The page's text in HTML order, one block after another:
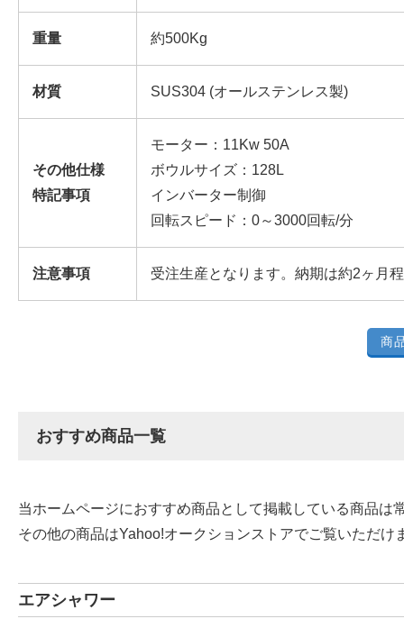
重量 約500Kg
材質 SUS304 (オールステンレス製)
その他仕様
特記事項
モーター：11Kw 50A
ボウルサイズ：128L
インバーター制御
回転スピード：0～3000回転/分
注意事項 受注生産となります。納期は約2ヶ月
商
おすすめ商品一覧
当ホームページにおすすめ商品として掲載している商品は
その他の商品はYahoo!オークションストアでご覧いただけ
エアシャワー